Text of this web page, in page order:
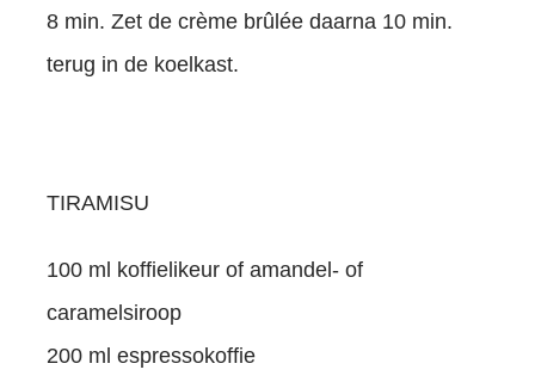
8 min. Zet de crème brûlée daarna 10 min.
terug in de koelkast.
TIRAMISU
100 ml koffielikeur of amandel- of
caramelsiroop
200 ml espressokoffie